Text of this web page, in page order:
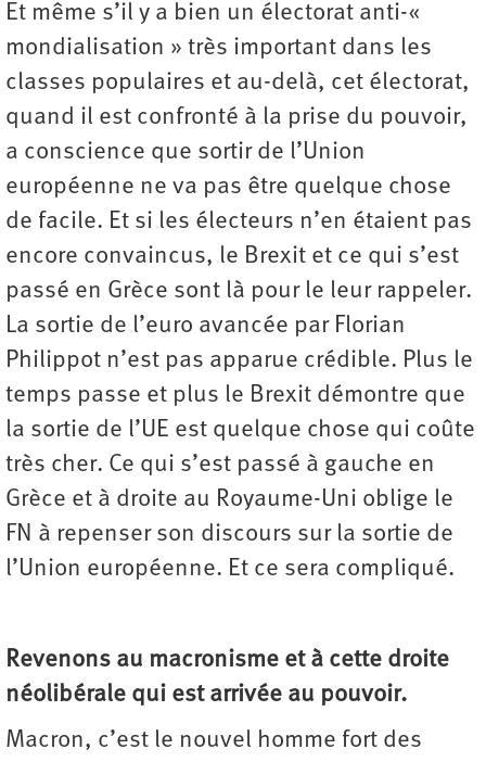
Et même s’il y a bien un électorat anti-«
mondialisation » très important dans les
classes populaires et au-delà, cet électorat,
quand il est confronté à la prise du pouvoir,
a conscience que sortir de l’Union
européenne ne va pas être quelque chose
de facile. Et si les électeurs n’en étaient pas
encore convaincus, le Brexit et ce qui s’est
passé en Grèce sont là pour le leur rappeler.
La sortie de l’euro avancée par Florian
Philippot n’est pas apparue crédible. Plus le
temps passe et plus le Brexit démontre que
la sortie de l’UE est quelque chose qui coûte
très cher. Ce qui s’est passé à gauche en
Grèce et à droite au Royaume-Uni oblige le
FN à repenser son discours sur la sortie de
l’Union européenne. Et ce sera compliqué.
Revenons au macronisme et à cette droite
néolibérale qui est arrivée au pouvoir.
Macron, c’est le nouvel homme fort des